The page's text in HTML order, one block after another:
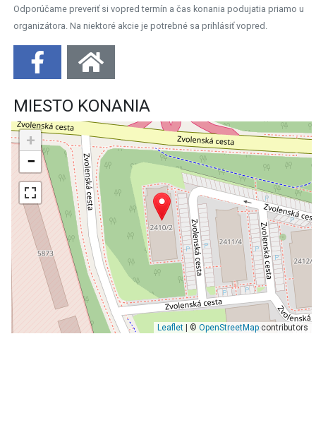
Odporúčame preveriť si vopred termín a čas konania podujatia priamo u
organizátora. Na niektoré akcie je potrebné sa prihlásiť vopred.
MIESTO KONANIA
+
−
Leaflet| © OpenStreetMapcontributors